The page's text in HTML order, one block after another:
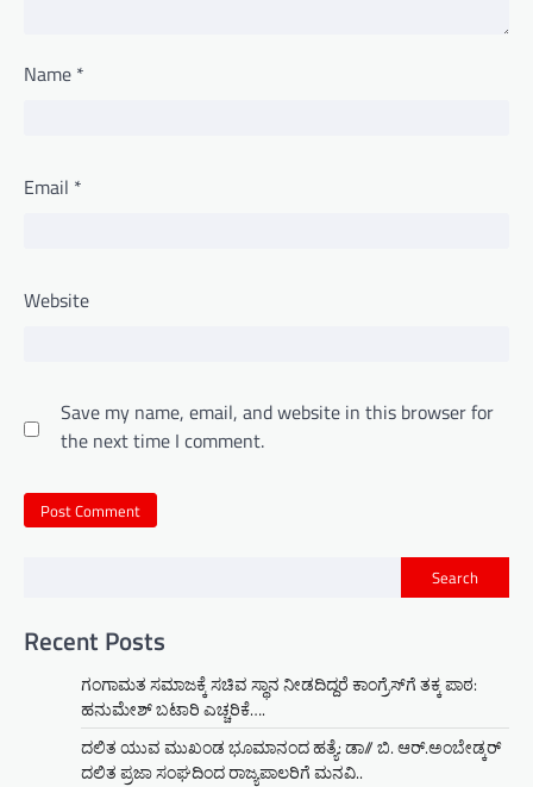
Name *
Email *
Website
Save my name, email, and website in this browser for
the next time I comment.
Search
Recent Posts
ಗಂಗಾಮತ ಸಮಾಜಕ್ಕೆ ಸಚಿವ ಸ್ಥಾನ ನೀಡದಿದ್ದರೆ ಕಾಂಗ್ರೆಸ್‌ಗೆ ತಕ್ಕ ಪಾಠ:
ಹನುಮೇಶ್ ಬಟಾರಿ ಎಚ್ಚರಿಕೆ….
ದಲಿತ ಯುವ ಮುಖಂಡ ಭೂಮಾನಂದ ಹತ್ಯೆ: ಡಾ// ಬಿ. ಆರ್.ಅಂಬೇಡ್ಕರ್
ದಲಿತ ಪ್ರಜಾ ಸಂಘದಿಂದ ರಾಜ್ಯಪಾಲರಿಗೆ ಮನವಿ..